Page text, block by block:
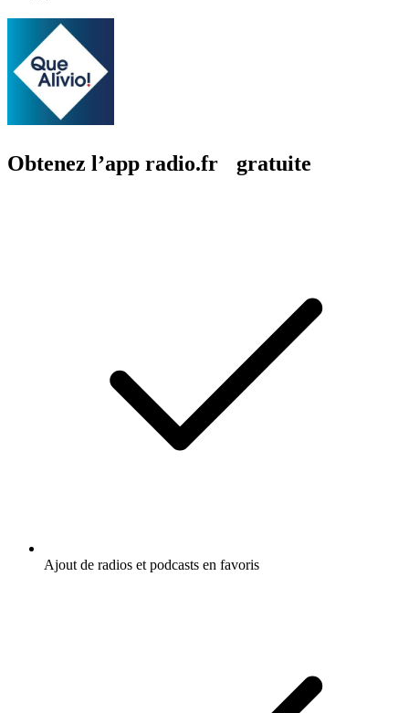
Obtenez l’app radio.fr gratuite
Ajout de radios et podcasts en favoris